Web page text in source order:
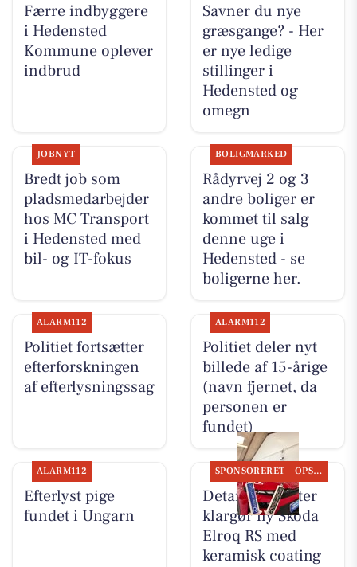
Færre indbyggere
i Hedensted
Kommune oplever
indbrud
Savner du nye
græsgange? - Her
er nye ledige
stillinger i
Hedensted og
omegn
JOBNYT
Bredt job som
pladsmedarbejder
hos MC Transport
i Hedensted med
bil- og IT-fokus
BOLIGMARKED
Rådyrvej 2 og 3
andre boliger er
kommet til salg
denne uge i
Hedensted - se
boligerne her.
ALARM112
Politiet fortsætter
efterforskningen
af efterlysningssag
ALARM112
Politiet deler nyt
billede af 15-årige
(navn fjernet, da
personen er
fundet)
ALARM112
Efterlyst pige
fundet i Ungarn
SPONSORERET OPSLAGSTAVLEN
Detailing Center
klargør ny Skoda
Elroq RS med
keramisk coating